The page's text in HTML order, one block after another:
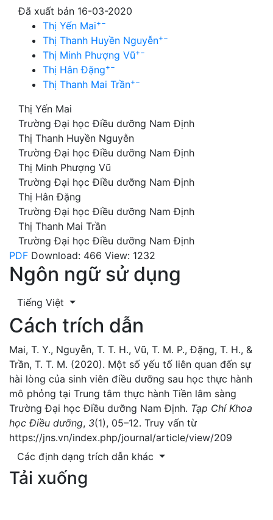
Đã xuất bản 16-03-2020
Thị Yến Mai+−
Thị Thanh Huyền Nguyễn+−
Thị Minh Phượng Vũ+−
Thị Hân Đặng+−
Thị Thanh Mai Trần+−
Thị Yến Mai
Trường Đại học Điều dưỡng Nam Định
Thị Thanh Huyền Nguyễn
Trường Đại học Điều dưỡng Nam Định
Thị Minh Phượng Vũ
Trường Đại học Điều dưỡng Nam Định
Thị Hân Đặng
Trường Đại học Điều dưỡng Nam Định
Thị Thanh Mai Trần
Trường Đại học Điều dưỡng Nam Định
PDF Download: 466 View: 1232
Ngôn ngữ sử dụng
Tiếng Việt
Cách trích dẫn
Mai, T. Y., Nguyễn, T. T. H., Vũ, T. M. P., Đặng, T. H., &
Trần, T. T. M. (2020). Một số yếu tố liên quan đến sự
hài lòng của sinh viên điều dưỡng sau học thực hành
mô phỏng tại Trung tâm thực hành Tiền lâm sàng
Trường Đại học Điều dưỡng Nam Định. Tạp Chí Khoa
học Điều dưỡng, 3(1), 05–12. Truy vấn từ
https://jns.vn/index.php/journal/article/view/209
Các định dạng trích dẫn khác
Tải xuống